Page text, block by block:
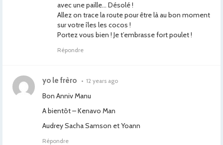
avec une paille… Désolé !
Allez on trace la route pour être là au bon moment
sur votre îles les cocos !
Portez vous bien ! Je t’embrasse fort poulet !
Répondre
yo le frèro • 12 years ago
Bon Anniv Manu
A bientôt – Kenavo Man
Audrey Sacha Samson et Yoann
Répondre